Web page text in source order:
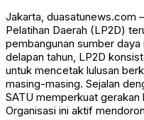
Jakarta, duasatunews.com
Pelatihan Daerah (LP2D)
pembangunan sumber daya
delapan tahun, LP2D
untuk mencetak lulusan
masing-masing. Sejalan
SATU memperkuat gerakan
Organisasi ini aktif